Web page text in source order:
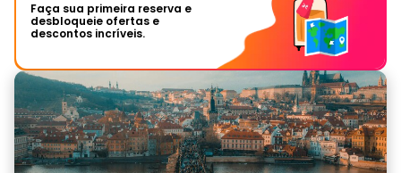
Faça sua primeira reserva e
desbloqueie ofertas e
descontos incríveis.